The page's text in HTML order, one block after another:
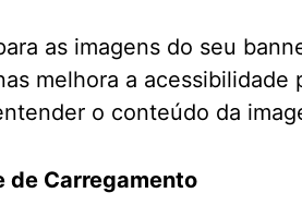
as imagens do seu
melhora a
o conteúdo da
de Carregamento